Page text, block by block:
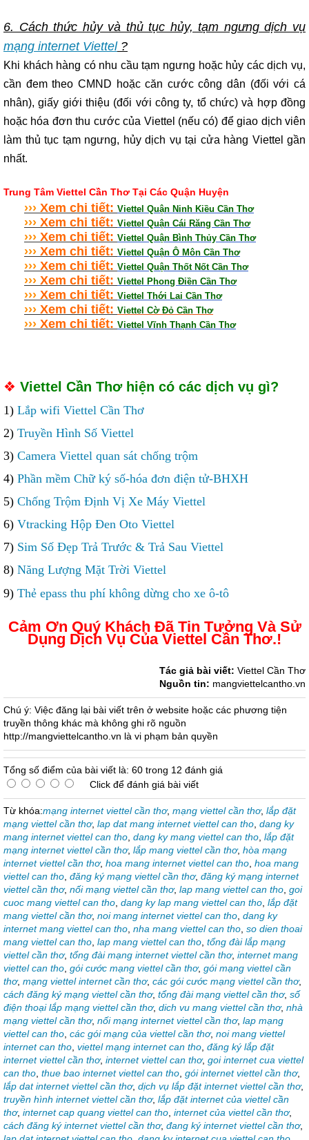
6. Cách thức hủy và thủ tục hủy, tạm ngưng dịch vụ
mạng internet Viettel?
Khi khách hàng có nhu cầu tạm ngưng hoặc hủy các dịch vụ,
cần đem theo CMND hoặc căn cước công dân (đối với cá
nhân), giấy giới thiệu (đối với công ty, tổ chức) và hợp đồng
hoặc hóa đơn thu cước của Viettel (nếu có) để giao dịch viên
làm thủ tục tạm ngưng, hủy dịch vụ tại cửa hàng Viettel gần
nhất.
Trung Tâm Viettel Cần Thơ Tại Các Quận Huyện
››› Xem chi tiết: Viettel Quận Ninh Kiều Cần Thơ
››› Xem chi tiết: Viettel Quận Cái Răng Cần Thơ
››› Xem chi tiết: Viettel Quận Bình Thủy Cần Thơ
››› Xem chi tiết: Viettel Quận Ô Môn Cần Thơ
››› Xem chi tiết: Viettel Quận Thốt Nốt Cần Thơ
››› Xem chi tiết: Viettel Phong Điền Cần Thơ
››› Xem chi tiết: Viettel Thới Lai Cần Thơ
››› Xem chi tiết: Viettel Cờ Đỏ Cần Thơ
››› Xem chi tiết: Viettel Vĩnh Thạnh Cần Thơ
❖ Viettel Cần Thơ hiện có các dịch vụ gì?
1) Lắp wifi Viettel Cần Thơ
2) Truyền Hình Số Viettel
3) Camera Viettel quan sát chống trộm
4) Phần mềm Chữ ký số-hóa đơn điện tử-BHXH
5) Chống Trộm Định Vị Xe Máy Viettel
6) Vtracking Hộp Đen Oto Viettel
7) Sim Số Đẹp Trả Trước & Trả Sau Viettel
8) Năng Lượng Mặt Trời Viettel
9) Thẻ epass thu phí không dừng cho xe ô-tô
Cảm Ơn Quý Khách Đã Tin Tưởng Và Sử
Dụng Dịch Vụ Của Viettel Cần Thơ.!
Tác giả bài viết: Viettel Cần Thơ
Nguồn tin: mangviettelcantho.vn
Chú ý: Việc đăng lại bài viết trên ở website hoặc các phương tiện
truyền thông khác mà không ghi rõ nguồn
http://mangviettelcantho.vn là vi phạm bản quyền
Tổng số điểm của bài viết là: 60 trong 12 đánh giá
Click để đánh giá bài viết
Từ khóa:mạng internet viettel cần thơ, mạng viettel cần thơ, lắp đặt
mạng viettel cần thơ, lap dat mang internet viettel can tho dang ky
mang internet viettel can tho dang ky mang viettel can tho lắp đặt
mạng internet viettel cần thơ, lắp mang viettel cần thơ, hòa mạng
internet viettel cần thơ, hoa mang internet viettel can tho hoa mang
viettel can tho đăng ký mạng viettel cần thơ, đăng ký mạng internet
viettel cần thơ, nối mạng viettel cần thơ, lap mang viettel can tho goi
cuoc mang viettel can tho dang ky lap mang viettel can tho lắp đặt
mang viettel cần thơ, noi mang internet viettel can tho dang ky
internet mang viettel can tho nha mang viettel can tho so dien thoai
mang viettel can tho lap mang viettel can tho tổng đài lắp mạng
viettel cần thơ, tổng đài mạng internet viettel cần thơ, internet mang
viettel can tho gói cước mạng viettel cần thơ, gói mạng viettel cần
thơ, mạng viettel internet cần thơ, các gói cước mạng viettel cần thơ,
cách đăng ký mạng viettel cần thơ, tổng đài mạng viettel cần thơ, số
điện thoại lắp mạng viettel cần thơ, dich vu mang viettel cần thơ, nhà
mạng viettel cần thơ, nối mạng internet viettel cần thơ, lap mạng
viettel can tho các gói mạng của viettel cần thơ, noi mang viettel
internet can tho viettel mạng internet can tho đăng ký lắp đặt
internet viettel cần thơ, internet viettel can thơ, goi internet cua viettel
can tho thue bao internet viettel can tho gói internet viettel cần thơ,
lắp dat internet viettel cần thơ, dịch vụ lắp đặt internet viettel cần thơ,
truyền hình internet viettel cần thơ, lắp đặt internet của viettel cần
thơ, internet cap quang viettel can tho internet của viettel cần thơ,
cách đăng ký internet viettel cần thơ, đang ký internet viettel cần thơ,